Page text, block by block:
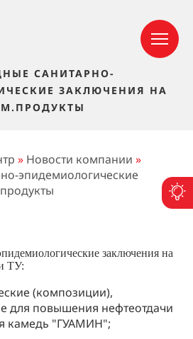
САНИТАРНО-
ЗАКЛЮЧЕНИЯ НА
» Новости компании »
эпидемиологические
заключения на
ТУ:
(композиции),
для повышения нефтеотдачи
камедь "ГУАМИН";